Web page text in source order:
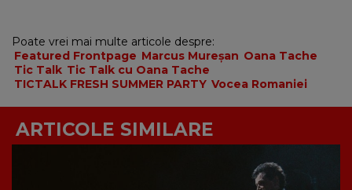
Poate vrei mai multe articole despre:
Featured Frontpage Marcus Mureșan Oana Tache
Tic Talk Tic Talk cu Oana Tache
TICTALK FRESH SUMMER PARTY Vocea Romaniei
ARTICOLE SIMILARE